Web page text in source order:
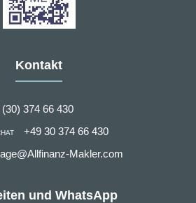
Kontakt
374 66 430
+49 30 374 66 430
Makler.com
und WhatsApp